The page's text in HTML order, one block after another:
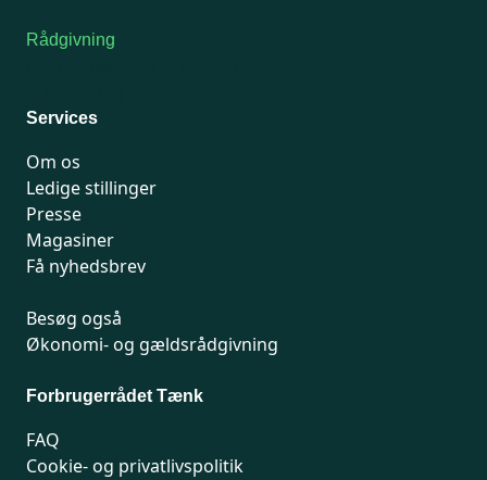
Rådgivning
Services
Om os
Ledige stillinger
Presse
Magasiner
Få nyhedsbrev
Besøg også
Økonomi- og gældsrådgivning
Forbrugerrådet Tænk
FAQ
Cookie- og privatlivspolitik